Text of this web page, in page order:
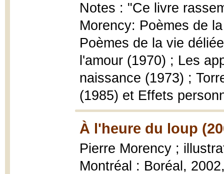
Notes : "Ce livre
Morency: Poèmes de
Poèmes de la vie
l'amour (1970) ; Les
naissance (1973) ;
(1985) et Effets
À l'heure du loup
Pierre Morency ;
Montréal : Boréal,